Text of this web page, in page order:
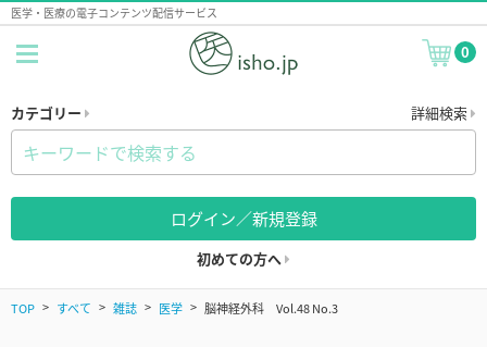
医学・医療の電子コンテンツ配信サービス
0
カテゴリー 詳細検索
ログイン／新規登録
初めての方へ
TOP すべて 雑誌 医学 脳神経外科 Vol.48 No.3